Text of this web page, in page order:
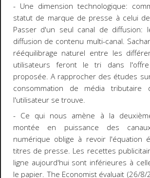
- Une dimension technologique:
statut de marque de presse à celui
Passer d'un seul canal de diffusion:
diffusion de contenu multi-canal.
rééquilibrage naturel entre les
utilisateurs feront le tri dans
proposée. A rapprocher des études
consommation de média tributaire
l'utilisateur se trouve.
- Ce qui nous amène à la
montée en puissance des
numérique oblige à revoir l'équation
titres de presse. Les recettes
ligne aujourd'hui sont inférieures à
le papier. The Economistévaluait (26/8/